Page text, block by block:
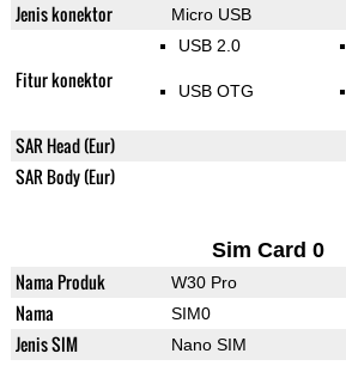
Jenis konektor Micro USB
Fitur konektor
USB 2.0
USB OTG
SAR Head (Eur)
SAR Body (Eur)
Sim Card 0
Nama Produk W30 Pro
Nama SIM0
Jenis SIM Nano SIM